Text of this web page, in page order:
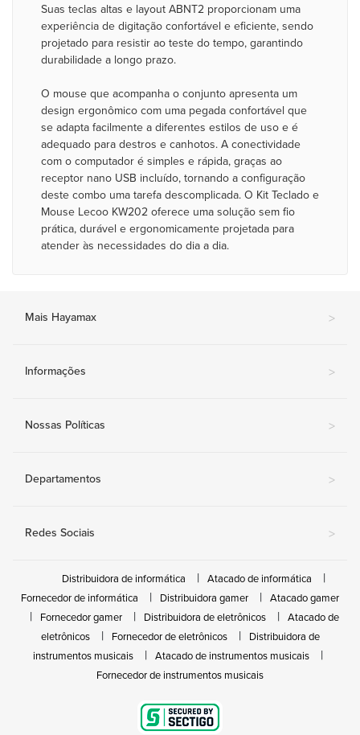
Suas teclas altas e layout ABNT2 proporcionam uma
experiência de digitação confortável e eficiente, sendo
projetado para resistir ao teste do tempo, garantindo
durabilidade a longo prazo.
O mouse que acompanha o conjunto apresenta um
design ergonômico com uma pegada confortável que
se adapta facilmente a diferentes estilos de uso e é
adequado para destros e canhotos. A conectividade
com o computador é simples e rápida, graças ao
receptor nano USB incluído, tornando a configuração
deste combo uma tarefa descomplicada. O Kit Teclado e
Mouse Lecoo KW202 oferece uma solução sem fio
prática, durável e ergonomicamente projetada para
atender às necessidades do dia a dia.
Mais Hayamax >
Informações >
Nossas Políticas >
Departamentos >
Redes Sociais >
Distribuidora de informática
Atacado de informática
Fornecedor de informática
Distribuidora gamer
Atacado gamer
Fornecedor gamer
Distribuidora de eletrônicos
Atacado de
eletrônicos
Fornecedor de eletrônicos
Distribuidora de
instrumentos musicais
Atacado de instrumentos musicais
Fornecedor de instrumentos musicais